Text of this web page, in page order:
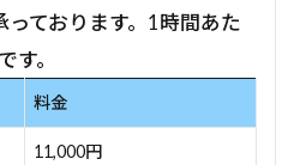
っております。1時間あた
す。
料金
11,000円